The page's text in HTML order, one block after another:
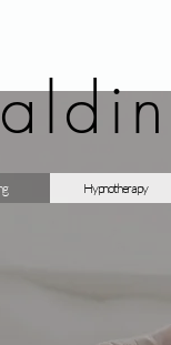
Hypnotherapy